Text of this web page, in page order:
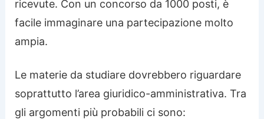
ricevute. Con un concorso da 1000 posti, è
facile immaginare una partecipazione molto
ampia.
Le materie da studiare dovrebbero riguardare
soprattutto l’area giuridico-amministrativa. Tra
gli argomenti più probabili ci sono: